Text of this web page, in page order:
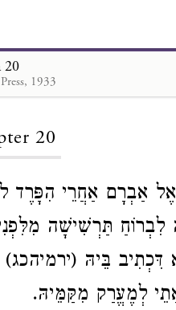
20
1933
20
אֶל אַבְרָם אַחֲרֵי הִפָּרֶד
לִבְרוֹחַ תַּרְשִׁישָׁה
דִּכְתִיב בֵּיהּ
לְמֶעֱרַק מִקַּמֵּיהּ.